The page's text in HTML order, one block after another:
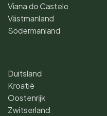
Viana do Castelo
Västmanland
Södermanland
Duitsland
Kroatië
Oostenrijk
Zwitserland